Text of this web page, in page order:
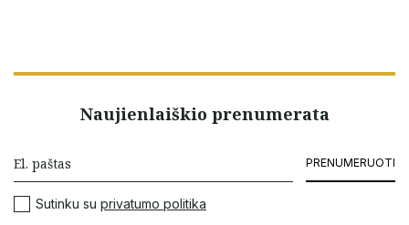
Naujienlaiškio prenumerata
PRENUMERUOTI
Sutinku su privatumo politika